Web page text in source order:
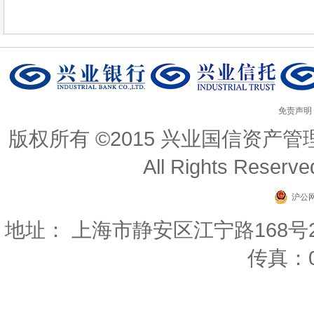
免责声明
版权所有 ©2015 兴业国信资产管
All Rights
沪公
地址： 上海市静安区江宁路168
传真：